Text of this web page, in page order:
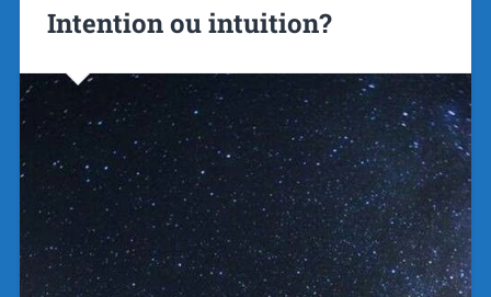
Intention ou intuition?